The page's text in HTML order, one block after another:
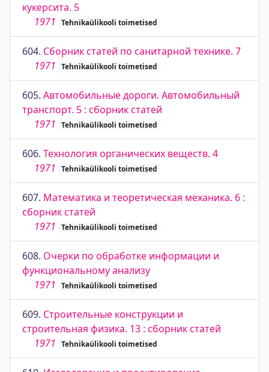
кукерсита. 5
1971
Tehnikaülikooli toimetised
604. Сборник статей по санитарной технике. 7
1971
Tehnikaülikooli toimetised
605. Автомобильные дороги. Автомобильный
транспорт. 5 : сборник статей
1971
Tehnikaülikooli toimetised
606. Технология органических веществ. 4
1971
Tehnikaülikooli toimetised
607. Математика и теоретическая механика. 6 :
сборник статей
1971
Tehnikaülikooli toimetised
608. Очерки по обработке информации и
функциональному анализу
1971
Tehnikaülikooli toimetised
609. Строительные конструкции и
строительная физика. 13 : сборник статей
1971
Tehnikaülikooli toimetised